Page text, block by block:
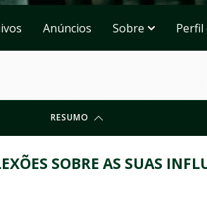
Anúncios Sobre Perfil
RESUMO
SOBRE AS SUAS